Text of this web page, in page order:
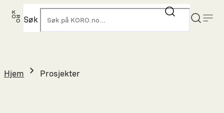
Hopp
Søk
Hjem Prosjekter